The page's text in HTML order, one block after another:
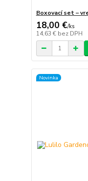
Boxovací set –
18,00 €/ks
14,63 € bez DPH
Novinka